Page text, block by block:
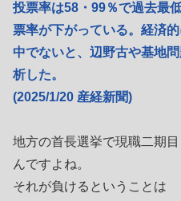
投票率は58・99％で過去最
票率が下がっている。経済
中でないと、辺野古や基地
析した。
(2025/1/20 産経新聞)
地方の首長選挙で現職二期
んですよね。
それが負けるということは